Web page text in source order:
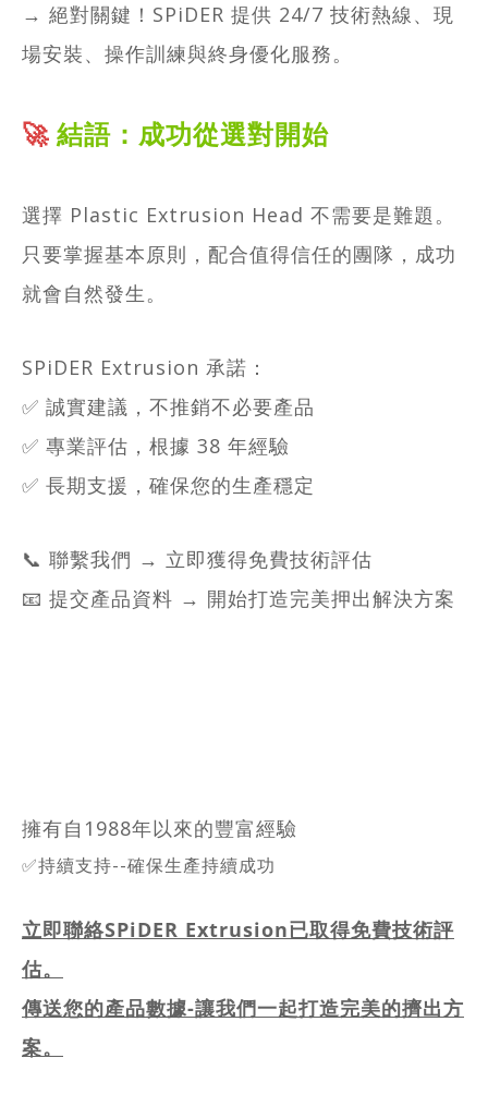
→ 絕對關鍵！SPiDER 提供 24/7 技術熱線、現
場安裝、操作訓練與終身優化服務。
🚀 結語：成功從選對開始
選擇 Plastic Extrusion Head 不需要是難題。
只要掌握基本原則，配合值得信任的團隊，成功
就會自然發生。
SPiDER Extrusion 承諾：
✅ 誠實建議，不推銷不必要產品
✅ 專業評估，根據 38 年經驗
✅ 長期支援，確保您的生產穩定
📞 聯繫我們 → 立即獲得免費技術評估
📧 提交產品資料 → 開始打造完美押出解決方案
擁有自1988年以來的豐富經驗
✅持續支持--確保生產持續成功
立即聯絡SPiDER Extrusion已取得免費技術評
估。
傳送您的產品數據-讓我們一起打造完美的擠出方
案。